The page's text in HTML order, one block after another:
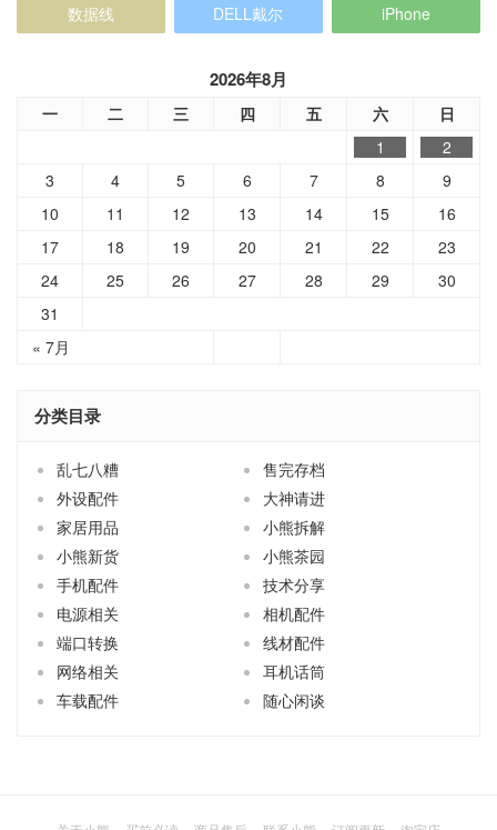
数据线 DELL戴尔 iPhone
2026年8月
一 二 三 四 五 六 日
« 7月
1
2
3
4 5 6 7 8
9
10
11 12 13 14 15
16
17
18 19 20 21 22
23
24
25 26 27 28 29
30
31
分类目录
乱七八糟
售完存档
外设配件
大神请进
家居用品
小熊拆解
小熊新货
小熊茶园
手机配件
技术分享
电源相关
相机配件
端口转换
线材配件
网络相关
耳机话筒
车载配件
随心闲谈